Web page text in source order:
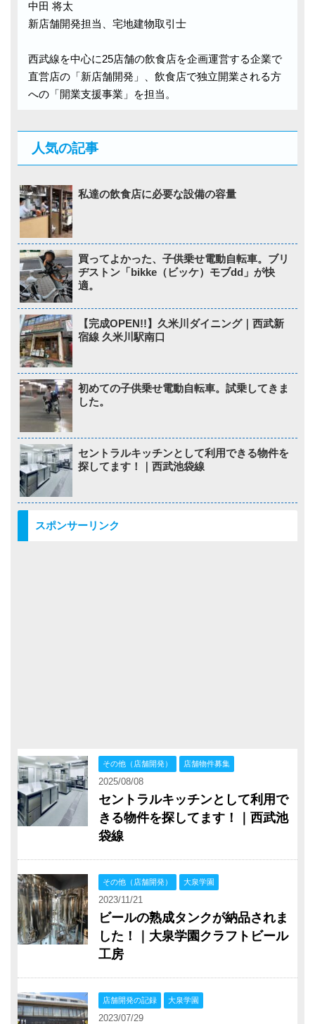
中田 将太
新店舗開発担当、宅地建物取引士
西武線を中心に25店舗の飲食店を企画運営する企業で
直営店の「新店舗開発」、飲食店で独立開業される方
への「開業支援事業」を担当。
人気の記事
私達の飲食店に必要な設備の容量
買ってよかった、子供乗せ電動自転車。ブリ
ヂストン「bikke（ビッケ）モブdd」が快
適。
【完成OPEN!!】久米川ダイニング｜西武新
宿線 久米川駅南口
初めての子供乗せ電動自転車。試乗してきま
した。
セントラルキッチンとして利用できる物件を
探してます！｜西武池袋線
スポンサーリンク
その他（店舗開発） 店舗物件募集
2025/08/08
セントラルキッチンとして利用で
きる物件を探してます！｜西武池
袋線
その他（店舗開発） 大泉学園
2023/11/21
ビールの熟成タンクが納品されま
した！｜大泉学園クラフトビール
工房
店舗開発の記録 大泉学園
2023/07/29